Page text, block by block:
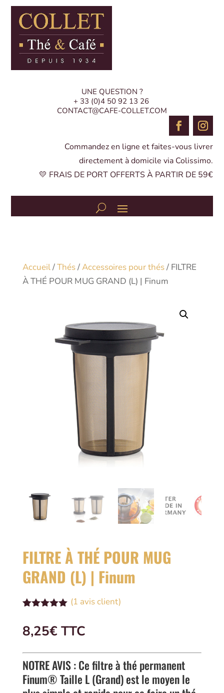
UNE QUESTION ?
+ 33 (0)4 50 92 13 26
CONTACT@CAFE-COLLET.COM
Commandez en ligne et faites-vous livrer
directement à domicile via Colissimo.
💛 FRAIS DE PORT OFFERTS À PARTIR DE 59€
Accueil/Thés/Accessoires pour thés/ FILTRE
À THÉ POUR MUG GRAND (L) | Finum
FILTRE À THÉ POUR MUG
GRAND (L) | Finum
basé sur
notation
(1 avis client)
8,25€ TTC
NOTRE AVIS : Ce filtre à thé permanent
Finum® Taille L (Grand) est le moyen le